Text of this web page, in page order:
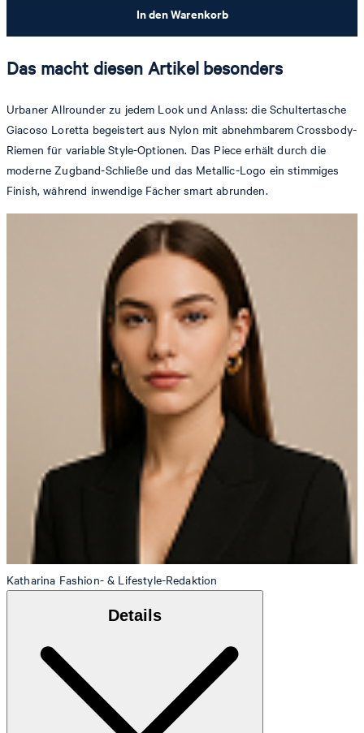
In den Warenkorb
Das macht diesen Artikel besonders
Urbaner Allrounder zu jedem Look und Anlass: die Schultertasche
Giacoso Loretta begeistert aus Nylon mit abnehmbarem Crossbody-
Riemen für variable Style-Optionen. Das Piece erhält durch die
moderne Zugband-Schließe und das Metallic-Logo ein stimmiges
Finish, während inwendige Fächer smart abrunden.
Katharina Fashion- & Lifestyle-Redaktion
Details